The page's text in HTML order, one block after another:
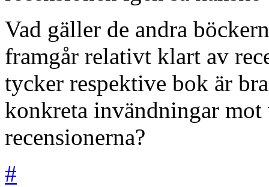
Vad gäller de andra
framgår relativt klart av
tycker respektive bok är
konkreta invändningar
recensionerna?
#